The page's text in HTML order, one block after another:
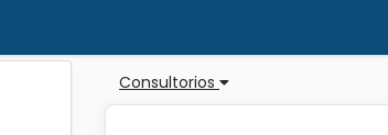
Consultorios